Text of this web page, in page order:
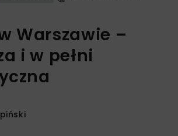
Warszawie –
i w pełni